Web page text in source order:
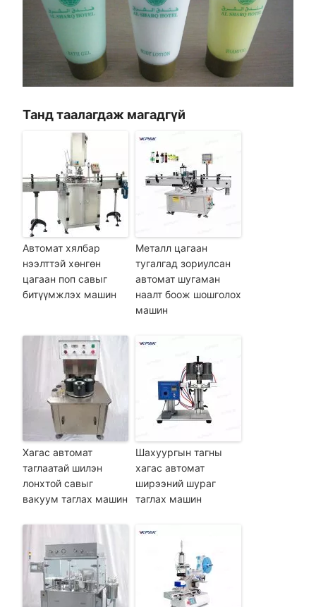
Танд таалагдаж магадгүй
Автомат хялбар
нээлттэй хөнгөн
цагаан поп савыг
битүүмжлэх машин
Металл цагаан
тугалгад зориулсан
автомат шугаман
наалт боож шошголох
машин
Хагас автомат
таглаатай шилэн
лонхтой савыг
вакуум таглах машин
Шахуургын тагны
хагас автомат
ширээний шураг
таглах машин